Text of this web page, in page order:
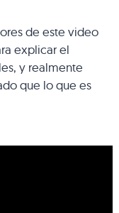
de este video
explicar el
y realmente
que lo que es